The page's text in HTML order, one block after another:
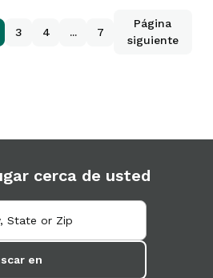
3 4 ... 7
Página
siguiente
cerca de usted
en